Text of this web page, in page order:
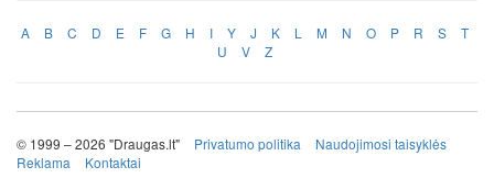
A B C D E F G H I Y J K L M N O P R S
T
U
V Z
© 1999 – 2026 "Draugas.lt" Privatumo politika
Naudojimosi taisyklės
Reklama
Kontaktai